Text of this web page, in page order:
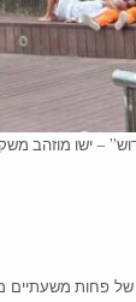
– ישו מוזהב
פחות משעתיים